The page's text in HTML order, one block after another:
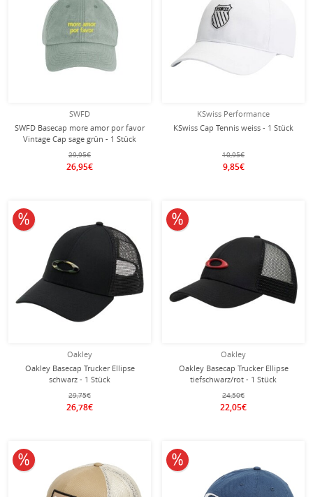
SWFD
SWFD Basecap more amor por favor
Vintage Cap sage grün - 1 Stück
29,95€
26,95€
KSwiss Performance
KSwiss Cap Tennis weiss - 1 Stück
10,95€
9,85€
Oakley
Oakley Basecap Trucker Ellipse
schwarz - 1 Stück
29,75€
26,78€
10% reduziert
Oakley
Oakley Basecap Trucker Ellipse
tiefschwarz/rot - 1 Stück
24,50€
22,05€
10% reduziert
10% reduziert 10% reduziert